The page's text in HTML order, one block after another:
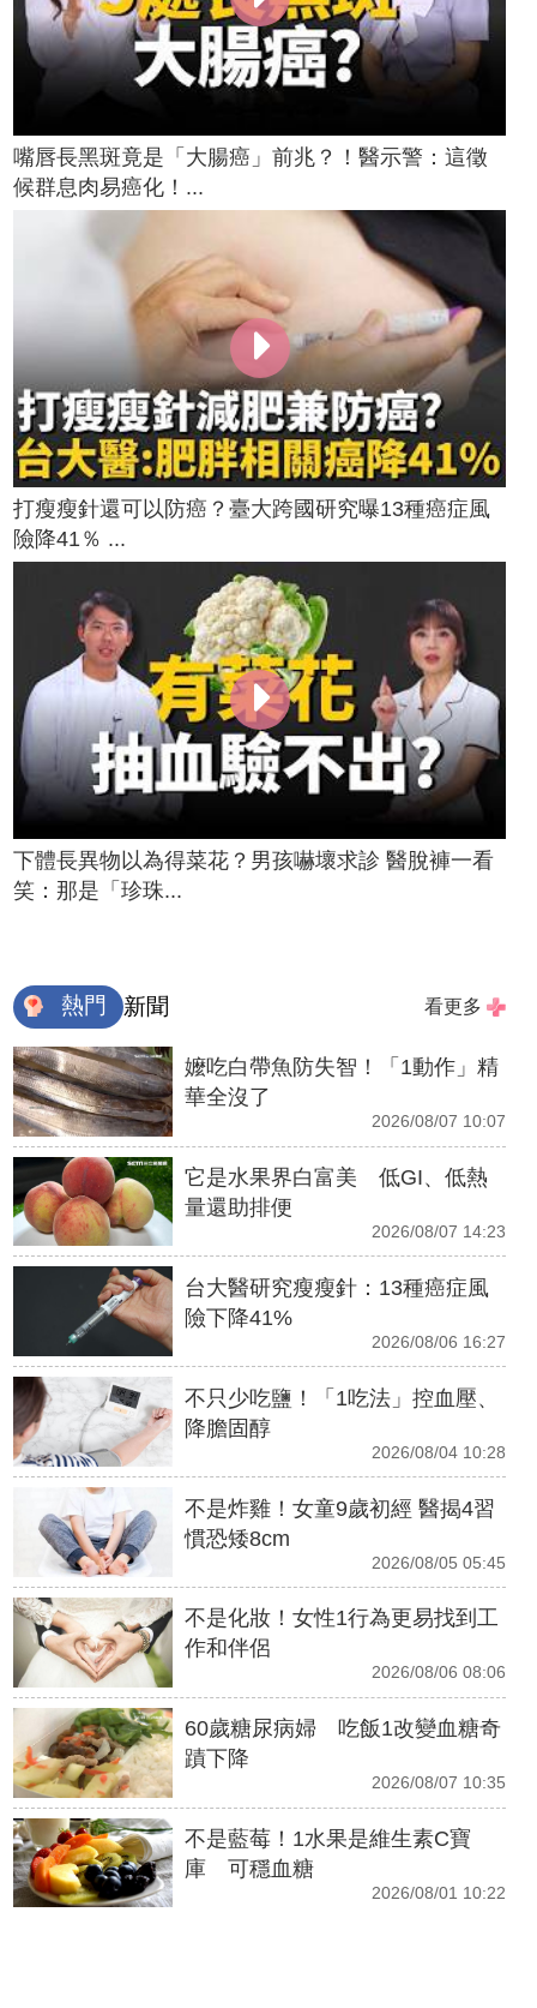
嘴唇長黑斑竟是「大腸癌」前兆？！醫示警：這徵
候群息肉易癌化！...
打瘦瘦針還可以防癌？臺大跨國研究曝13種癌症風
險降41％ ...
下體長異物以為得菜花？男孩嚇壞求診 醫脫褲一看
笑：那是「珍珠...
熱門 新聞 看更多
嬤吃白帶魚防失智！「1動作」精
華全沒了
2026/08/07 10:07
它是水果界白富美 低GI、低熱
量還助排便
2026/08/07 14:23
台大醫研究瘦瘦針：13種癌症風
險下降41%
2026/08/06 16:27
不只少吃鹽！「1吃法」控血壓、
降膽固醇
2026/08/04 10:28
不是炸雞！女童9歲初經 醫揭4習
慣恐矮8cm
2026/08/05 05:45
不是化妝！女性1行為更易找到工
作和伴侶
2026/08/06 08:06
60歲糖尿病婦 吃飯1改變血糖奇
蹟下降
2026/08/07 10:35
不是藍莓！1水果是維生素C寶
庫 可穩血糖
2026/08/01 10:22